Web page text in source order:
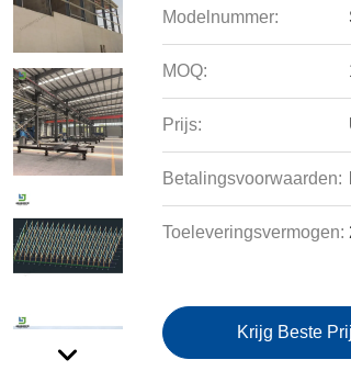
Modelnummer:
MOQ:
Prijs:
Betalingsvoorwaarden:
Toeleveringsvermogen:
Krijg Beste